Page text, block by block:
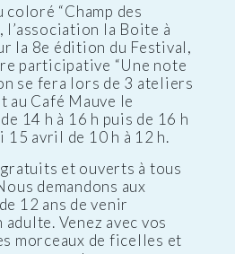
coloré “Champ des
l’association la Boite à
la 8e édition du Festival,
participative “Une note
se fera lors de 3 ateliers
au Café Mauve le
14 h à 16 h puis de 16 h
15 avril de 10 h à 12 h.
et ouverts à tous
demandons aux
12 ans de venir
adulte. Venez avec vos
morceaux de ficelles et